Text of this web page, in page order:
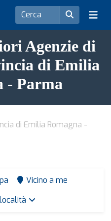
Agenzie di
di Emilia
- Parma
di Emilia Romagna -
Vicino a me